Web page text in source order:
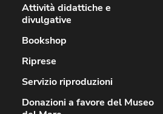
Attività didattiche e
divulgative
Bookshop
Riprese
Servizio riproduzioni
Donazioni a favore del Museo